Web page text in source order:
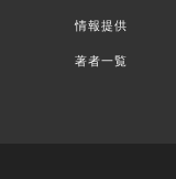
情報提供
著者一覧